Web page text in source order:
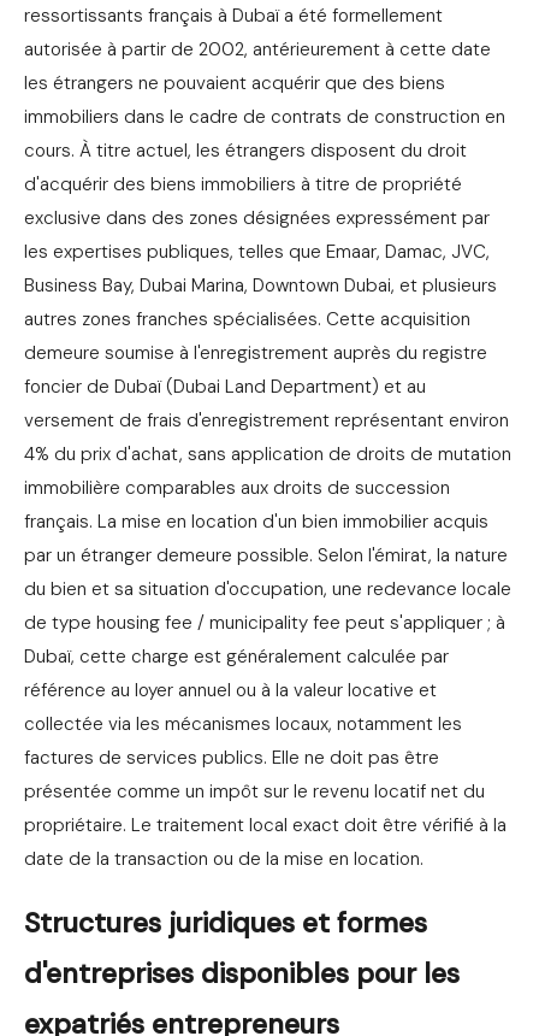
ressortissants français à Dubaï a été formellement
autorisée à partir de 2002, antérieurement à cette date
les étrangers ne pouvaient acquérir que des biens
immobiliers dans le cadre de contrats de construction en
cours. À titre actuel, les étrangers disposent du droit
d'acquérir des biens immobiliers à titre de propriété
exclusive dans des zones désignées expressément par
les expertises publiques, telles que Emaar, Damac, JVC,
Business Bay, Dubai Marina, Downtown Dubai, et plusieurs
autres zones franches spécialisées. Cette acquisition
demeure soumise à l'enregistrement auprès du registre
foncier de Dubaï (Dubai Land Department) et au
versement de frais d'enregistrement représentant environ
4% du prix d'achat, sans application de droits de mutation
immobilière comparables aux droits de succession
français. La mise en location d'un bien immobilier acquis
par un étranger demeure possible. Selon l'émirat, la nature
du bien et sa situation d'occupation, une redevance locale
de type housing fee / municipality fee peut s'appliquer ; à
Dubaï, cette charge est généralement calculée par
référence au loyer annuel ou à la valeur locative et
collectée via les mécanismes locaux, notamment les
factures de services publics. Elle ne doit pas être
présentée comme un impôt sur le revenu locatif net du
propriétaire. Le traitement local exact doit être vérifié à la
date de la transaction ou de la mise en location.
Structures juridiques et formes
d'entreprises disponibles pour les
expatriés entrepreneurs